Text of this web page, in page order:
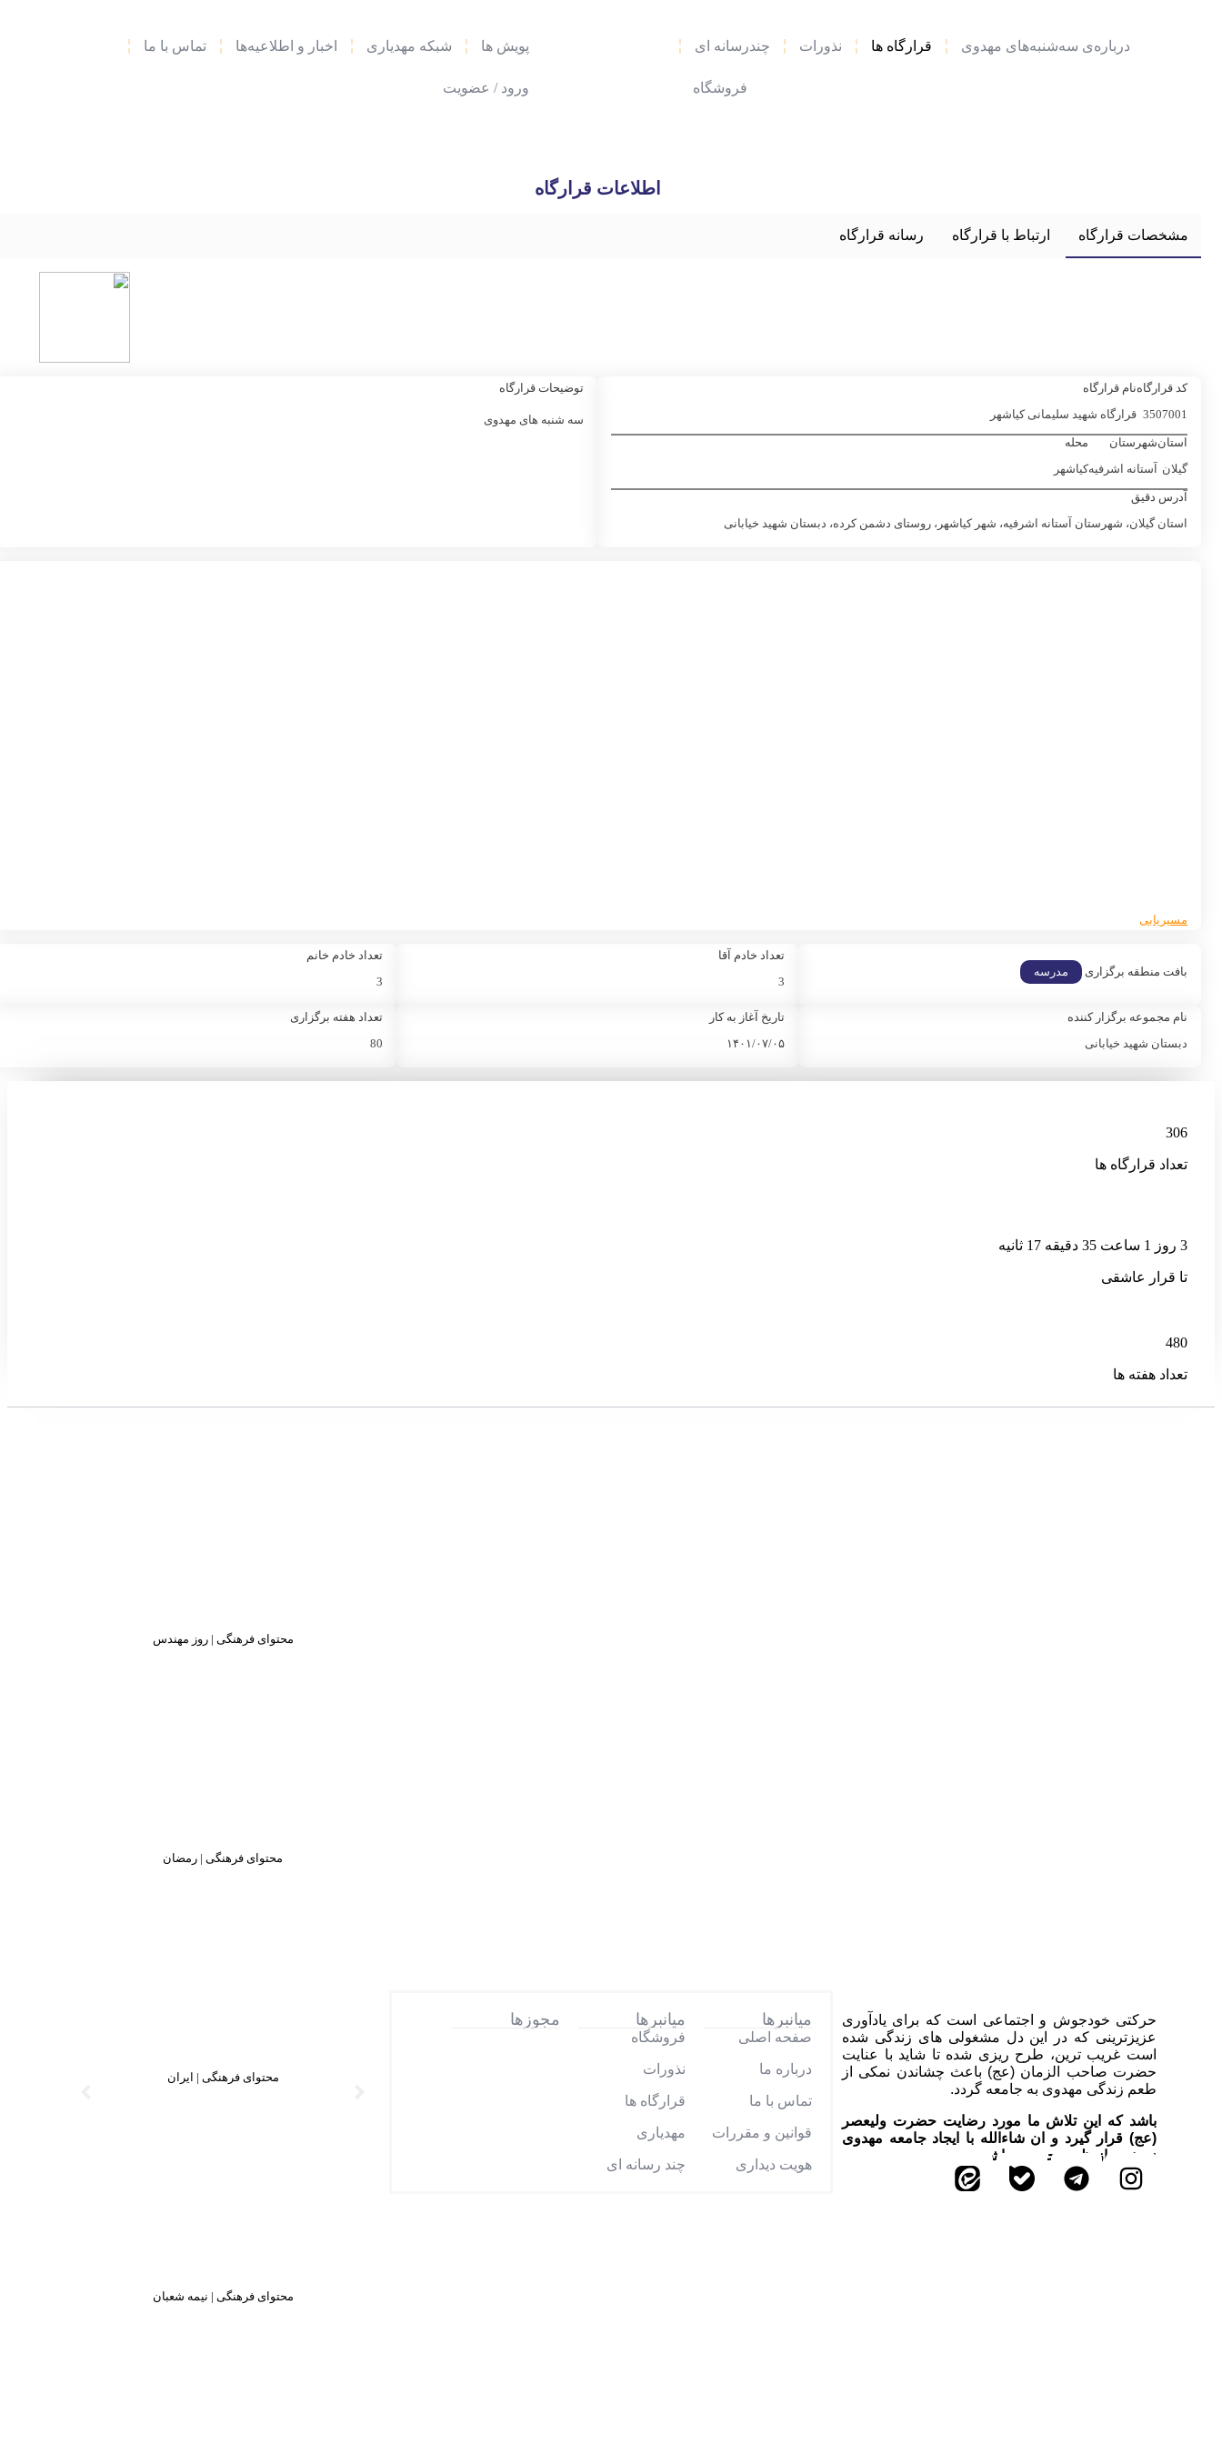
درباره‌ی سه‌شنبه‌های مهدوی قرارگاه ها نذورات چندرسانه‌ ای
فروشگاه
پویش ها شبکه مهدیاری اخبار و اطلاعیه‌ها تماس با ما
ورود / عضویت
اطلاعات قرارگاه
مشخصات قرارگاه ارتباط با قرارگاه رسانه قرارگاه
کد قرارگاه
3507001
نام قرارگاه
قرارگاه شهید سلیمانی کیاشهر
استان
گیلان
شهرستان
آستانه اشرفيه
محله
کیاشهر
آدرس دقیق
استان گیلان، شهرستان آستانه اشرفیه، شهر کیاشهر، روستای دشمن کرده، دبستان شهید خیابانی
توضیحات قرارگاه
سه شنبه های مهدوی
مسیریابی
بافت منطقه برگزاری مدرسه
تعداد خادم آقا
3
تعداد خادم خانم
3
نام مجموعه برگزار کننده
دبستان شهید خیابانی
تاریخ آغاز به کار
۱۴۰۱/۰۷/۰۵
تعداد هفته برگزاری
80
306
تعداد قرارگاه ها
3 روز 1 ساعت 35 دقیقه 15 ثانیه
تا قرار عاشقی
480
تعداد هفته ها
حرکتی خودجوش و اجتماعی است که برای یادآوری
عزیزترینی که در این دل مشغولی های زندگی شده
است غریب ترین، طرح ریزی شده تا شاید با عنایت
حضرت صاحب الزمان (عج) باعث چشاندن نمکی از
طعم زندگی مهدوی به جامعه گردد.
باشد که این تلاش ما مورد رضایت حضرت ولیعصر
(عج) قرار گیرد و ان شاءالله با ایجاد جامعه مهدوی
زمینه ساز ظهور حضرت باشیم.
میانبرها
صفحه اصلی
درباره ما
تماس با ما
قوانین و مقررات
هویت دیداری
میانبرها
فروشگاه
نذورات
قرارگاه ها
مهدیاری
چند رسانه ای
مجوزها
محتوای فرهنگی | روز مهندس
محتوای فرهنگی | رمضان
محتوای فرهنگی | ایران
محتوای فرهنگی | نیمه شعبان